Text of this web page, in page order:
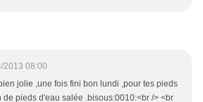
2013 08:00
jolie ,une fois fini bon lundi ,pour tes pieds
de pieds d'eau salée .bisous:0010:<br /> <br